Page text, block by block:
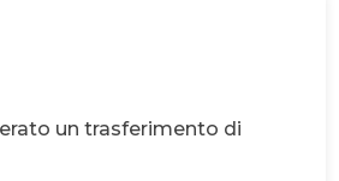
un trasferimento di